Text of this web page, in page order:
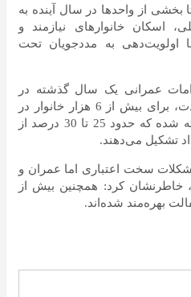
بخشی از واحدها در سال آینده به
اسکان خانوارهای نیازمند و
اولویت‌دهی به مددجویان تحت
عمرانی یک سال گذشته در
استان، افزود: در طول این مدت، برای بیش از 6 هزار خانوار در
روستاهای استان مسکن ساخته شده که حدود 25 تا 30 درصد از
تشکیل می‌دهند.
سخت اعتباری اما عمران و
خاطرنشان کرد: همچنین بیش از